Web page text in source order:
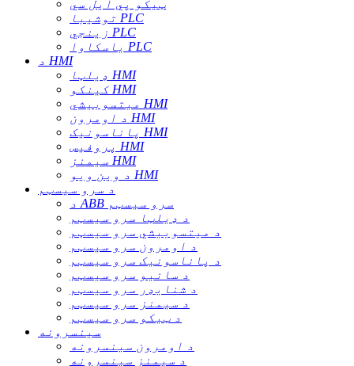
ټیکو پي ایل سي
توشیبا PLC
زینجي PLC
یاسکاوا PLC
د HMI
ډیلټا HMI
کینکو HMI
میتسوبیشي HMI
د اومرون HMI
پاناسونیک HMI
پروفیس HMI
سیمنز HMI
د وین ویو HMI
د سرو سیسټم
د ABB سرو سیسټم
د ډیلټا سرو سیسټم
د میتسوبیشي سرو سیسټم
د اومرون سرو سیسټم
د پاناسونیک سرو سیسټم
د سانیو سرو سیسټم
د شنایډر سرو سیسټم
د سیمنز سرو سیسټم
د ټیکو سرو سیسټم
سینسرونه
د اومرون سینسرونه
د سیمنز سینسرونه